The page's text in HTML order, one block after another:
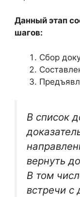
Данный этап
шагов:
Сбор
В список
вернуть
В том
встречи с